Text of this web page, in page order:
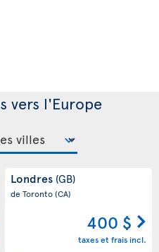
vers l'Europe
Londres (GB)
de Toronto(CA)
400 $
taxes et frais incl.